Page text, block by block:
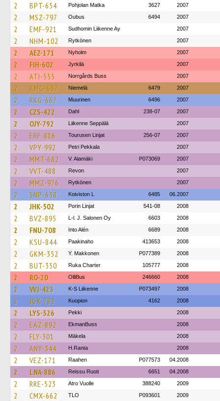
2 BPT-654 Pohjolan Matka 3627 2007
2 MSZ-797 Oubus 6494 2007
2 EMF-921 Sudhomin Liikenne Ay 2007
2 NHM-102 Rytkönen 2007
2 AEZ-171 Nyholm 2007
2 FIH-602 Jyrkilä 2007
2 ATI-555 Norrgårds Buss 2007
2 KMG-637 Niemelä 6479 2007
2 RKG-667 Muurinen 6496 2007
2 CZS-422 Dahl 238-07 2007
2 OJY-792 Liikenne Seppälä 2007
2 ERF-816 Tourusen Linjat 256-07 2007
2 VPY-992 Petri Pekkala 2007
2 MMT-682 V. Alamäki P073069 2007
2 VVT-488 Revon 2007
2 MMZ-976 Rytkönen 2007
2 SNP-638 Koiviston L 6485 06.2007
2 JHK-502 Porin Linjat 541-08 2008
2 BVZ-895 L-l. J. Salonen Oy 6603 2008
2 FNU-708 Into Alén 6689 2008
2 KSU-844 Paakinaho 413653 2008
2 GKM-352 Y. Makkonen P077389 2008
2 BUT-350 Ruka Charter 105777 2008
2 RO-20 OlliBus 246660 2008
2 VVJ-423 K-S Liikenne P073497 2008
2 JGX-782 Kuopion 4162 2008
2 LYS-326 Pekki 2008
2 EAZ-892 EkmanBuss 2008
2 FLY-301 Mäkela 2008
2 ANY-344 H.Ranta 2008
2 VEZ-171 Raahen P077573 04.2008
2 LNA-886 Reissu Ruoti 6651 04.2008
2 RRE-523 Atro Vuolle 388240 2009
2 CMX-662 TLO P093601 2009